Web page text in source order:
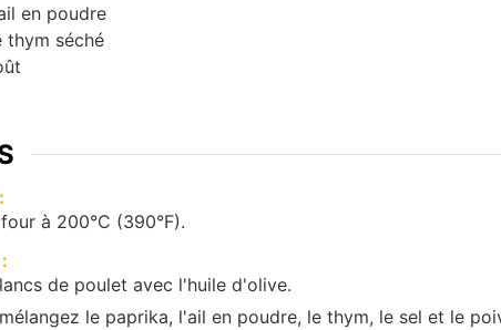
en poudre
thym séché
à 200°C (390°F).
de poulet avec l'huile d'olive.
le paprika, l'ail en poudre, le thym, le sel et le